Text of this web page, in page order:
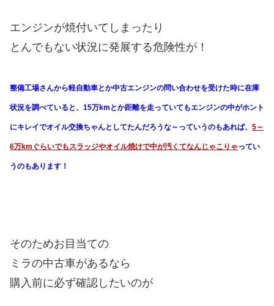
エンジンが焼付いてしまったり
とんでもない状況に発展する危険性が！
整備工場さんから軽自動車とか中古エンジンの問い合わせを受けた時に在庫
状況を調べていると、15万kmとか距離を走っていてもエンジンの中がホント
にキレイでオイル交換ちゃんとしてたんだろうな～っていうのもあれば、 5～
6万kmぐらいでもスラッジやオイル焼けで中が汚くてなんじゃこりゃってい
うのもあります！
そのためお目当ての
ミラの中古車があるなら
購入前に必ず確認したいのが